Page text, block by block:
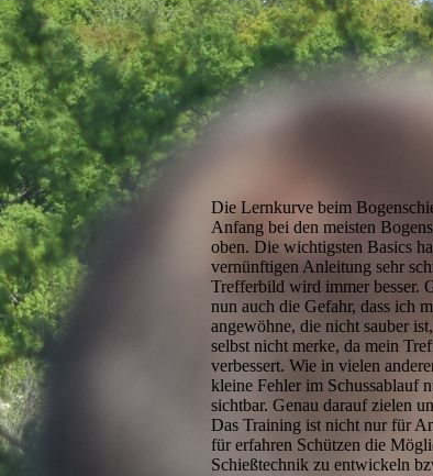
Die Lernkurve beim
Anfang bei den meisten
oben. Die wichtigsten Basics
vernünftigen Anleitung sehr
Trefferbild wird immer besser.
nun auch die Gefahr, dass ich
angewöhne, die nicht sauber
selbst nicht merke, da mein
verbessert. Wie in vielen
kleine Fehler im Schussablauf
sichtbar. Genau darauf zielen
Das Training ist nicht nur für
für erfahren Schützen die
Schießtechnik zu entwickeln